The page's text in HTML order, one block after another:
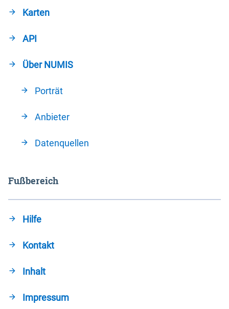
Karten
API
Über NUMIS
Porträt
Anbieter
Datenquellen
Fußbereich
Hilfe
Kontakt
Inhalt
Impressum